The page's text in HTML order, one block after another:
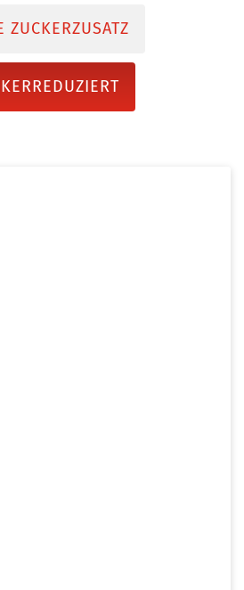
ZUCKERZUSATZ